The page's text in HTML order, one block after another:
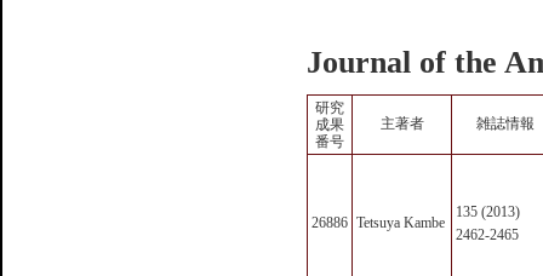
Journal of the
研究
成果
番号
主著者 雑誌情報
26886 Tetsuya Kambe
135 (2013)
2462-2465